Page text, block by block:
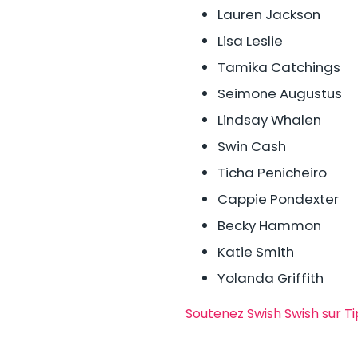
Lauren Jackson
Lisa Leslie
Tamika Catchings
Seimone Augustus
Lindsay Whalen
Swin Cash
Ticha Penicheiro
Cappie Pondexter
Becky Hammon
Katie Smith
Yolanda Griffith
Soutenez Swish Swish sur